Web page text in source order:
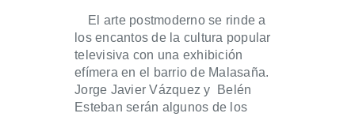
El arte postmoderno se rinde a
los encantos de la cultura popular
televisiva con una exhibición
efímera en el barrio de Malasaña.
Jorge Javier Vázquez y Belén
Esteban serán algunos de los